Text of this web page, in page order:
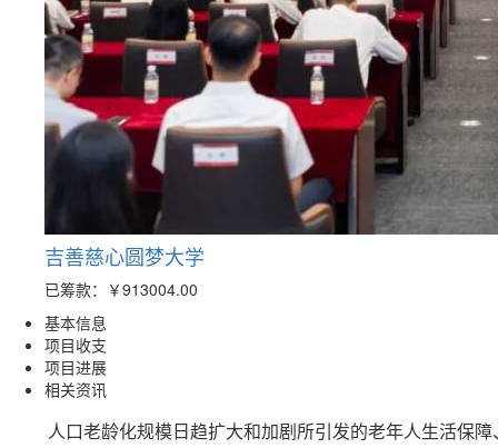
吉善慈心圆梦大学
已筹款： ￥913004.00
基本信息
项目收支
项目进展
相关资讯
人口老龄化规模日趋扩大和加剧所引发的老年人生活保